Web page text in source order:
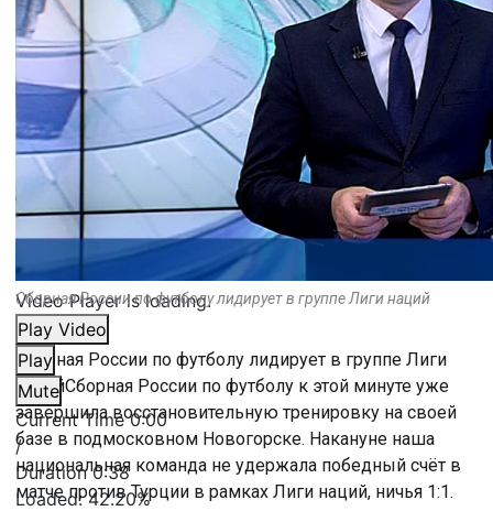
Video Player is loading.
Play Video
Play
Mute
Current Time0:00
/
Duration0:38
Loaded:42.20%
Сборная России по футболу лидирует в группе Лиги наций
Сборная России по футболу лидирует в группе Лиги
нацийСборная России по футболу к этой минуте уже
завершила восстановительную тренировку на своей
базе в подмосковном Новогорске. Накануне наша
национальная команда не удержала победный счёт в
матче против Турции в рамках Лиги наций, ничья 1:1.